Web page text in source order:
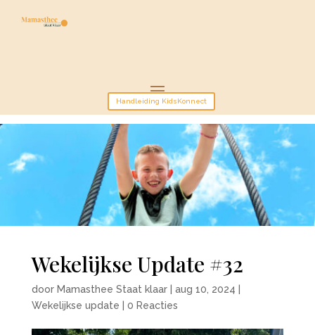
Handleiding KidsKonnect
Wekelijkse Update #32
door Mamasthee Staat klaar| aug 10, 2024
Wekelijkse update
0 Reacties